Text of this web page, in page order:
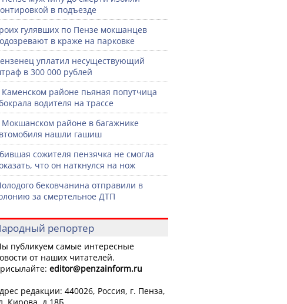
в подъезде
гулявших по Пензе мокшанцев
в краже на парковке
уплатил несуществующий
в 300 000 рублей
Каменском районе пьяная попутчица
водителя на трассе
Мокшанском районе в багажнике
нашли гашиш
сожителя пензячка не смогла
что он наткнулся на нож
бековчанина отправили в
за смертельное ДТП
репортер
публикуем самые интересные
от наших читателей.
editor@penzainform.ru
редакции: 440026, Россия, г. Пенза,